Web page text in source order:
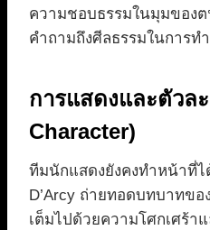
ความชอบธรรมในมุมของต
คำถามถึงศีลธรรมในการท
การแสดงและตัวล
Character)
ทีมนักแสดงยังคงทำหน้าที่ไ
D’Arcy ถ่ายทอดบทบาทขอ
เต็มไปด้วยความโศกเศร้า